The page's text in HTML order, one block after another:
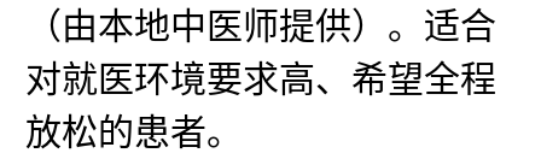
（由本地中医师提供）。适合
对就医环境要求高、希望全程
放松的患者。